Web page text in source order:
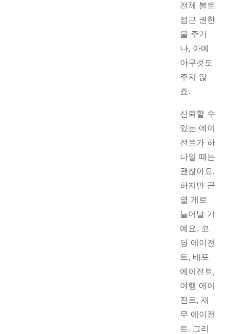
전체 볼트
접근 권한
을 주거
나, 아예
아무것도
주지 않
죠.
신뢰할 수
있는 에이
전트가 하
나일 때는
괜찮아요.
하지만 곧
열 개로
늘어날 거
예요. 코
딩 에이전
트, 배포
에이전트,
여행 에이
전트, 재
무 에이전
트. 그리